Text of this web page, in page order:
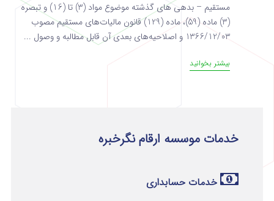
مستقیم – بدهی‌ های گذشته موضوع مواد (3) تا (16) و تبصره
‌(3) ماده‌ (59)، ماده ‌(129) قانون مالیات‌های مستقیم مصوب
1366/12/03 و ‌اصلاحیه‌های بعدی آن قابل مطالبه و وصول ...
بیشتر بخوانید
خدمات موسسه ارقام نگرخبره
خدمات حسابداری